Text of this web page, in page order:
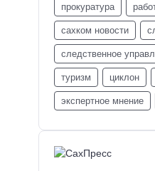
прокуратура
сахком новости
следственное
туризм циклон
экспертное мнение